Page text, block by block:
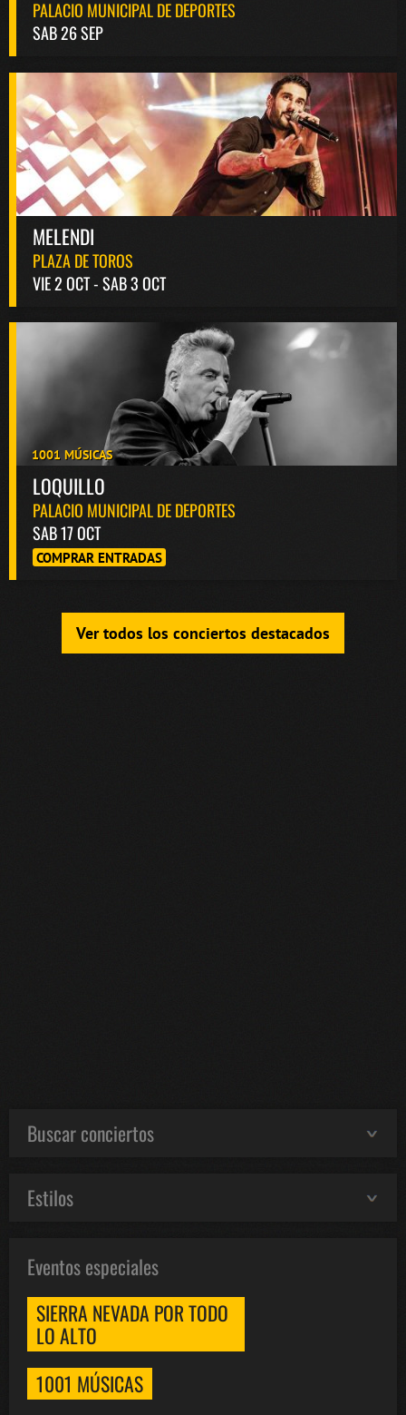
PALACIO MUNICIPAL DE DEPORTES
SAB 26 SEP
MELENDI
PLAZA DE TOROS
VIE 2 OCT - SAB 3 OCT
1001 MÚSICAS
LOQUILLO
PALACIO MUNICIPAL DE DEPORTES
SAB 17 OCT
COMPRAR ENTRADAS
Ver todos los conciertos destacados
Buscar conciertos
Estilos
Eventos especiales
SIERRA NEVADA POR TODO
LO ALTO
1001 MÚSICAS